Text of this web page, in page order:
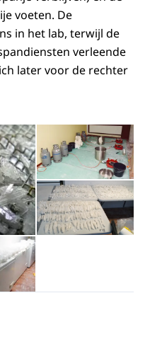
voeten. De
in het lab, terwijl de
verleende
later voor de rechter
Open de galerij in vergrote
vergrote weergave
Open de galerij in vergrote